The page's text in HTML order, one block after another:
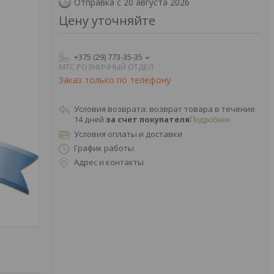
Цену уточняйте
+375 (29) 773-35-35
МТС РОЗНИЧНЫЙ ОТДЕЛ
Заказ только по телефону
возврат товара в течение
14 дней за счет покупателя Подробнее
Условия оплаты и доставки
График работы
Адрес и контакты